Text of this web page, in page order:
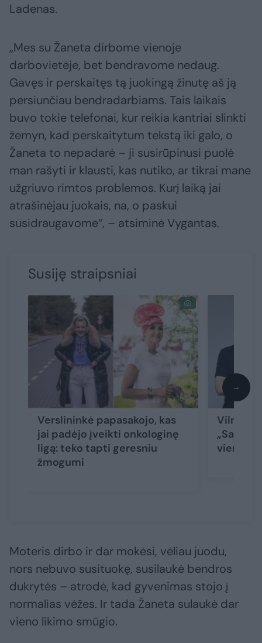
Ladenas.
„Mes su Žaneta dirbome vienoje
darbovietėje, bet bendravome nedaug.
Gavęs ir perskaitęs tą juokingą žinutę aš ją
persiunčiau bendradarbiams. Tais laikais
buvo tokie telefonai, kur reikia kantriai slinkti
žemyn, kad perskaitytum tekstą iki galo, o
Žaneta to nepadarė – ji susirūpinusi puolė
man rašyti ir klausti, kas nutiko, ar tikrai mane
užgriuvo rimtos problemos. Kurį laiką jai
atrašinėjau juokais, na, o paskui
susidraugavome“, – atsiminė Vygantas.
Susiję straipsniai
Verslininkė papasakojo, kas
jai padėjo įveikti onkologinę
ligą: teko tapti geresniu
žmogumi
„Sakiau
vienas
→
Moteris dirbo ir dar mokėsi, vėliau juodu,
nors nebuvo susituokę, susilaukė bendros
dukrytės – atrodė, kad gyvenimas stojo į
normalias vėžes. Ir tada Žaneta sulaukė dar
vieno likimo smūgio.